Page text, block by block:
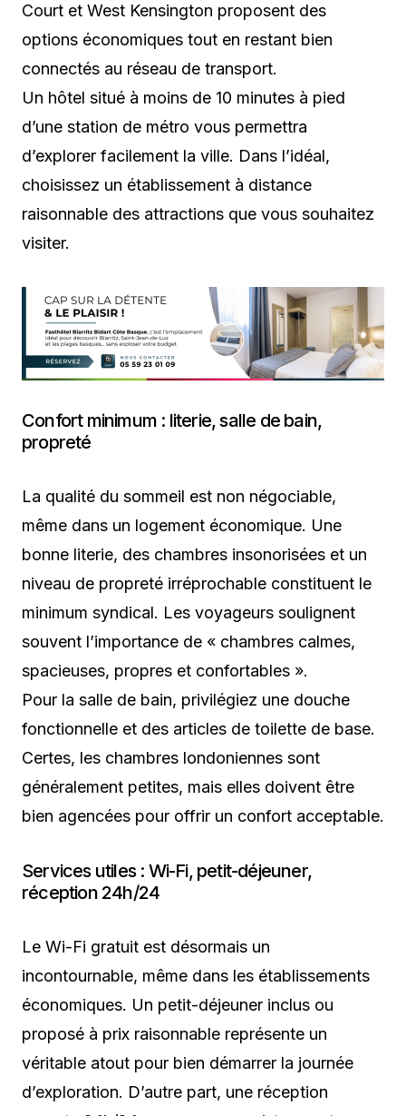
Court et West Kensington proposent des
options économiques tout en restant bien
connectés au réseau de transport.
Un hôtel situé à moins de 10 minutes à pied
d’une station de métro vous permettra
d’explorer facilement la ville. Dans l’idéal,
choisissez un établissement à distance
raisonnable des attractions que vous souhaitez
visiter.
Confort minimum : literie, salle de bain,
propreté
La qualité du sommeil est non négociable,
même dans un logement économique. Une
bonne literie, des chambres insonorisées et un
niveau de propreté irréprochable constituent le
minimum syndical. Les voyageurs soulignent
souvent l’importance de « chambres calmes,
spacieuses, propres et confortables ».
Pour la salle de bain, privilégiez une douche
fonctionnelle et des articles de toilette de base.
Certes, les chambres londoniennes sont
généralement petites, mais elles doivent être
bien agencées pour offrir un confort acceptable.
Services utiles : Wi-Fi, petit-déjeuner,
réception 24h/24
Le Wi-Fi gratuit est désormais un
incontournable, même dans les établissements
économiques. Un petit-déjeuner inclus ou
proposé à prix raisonnable représente un
véritable atout pour bien démarrer la journée
d’exploration. D’autre part, une réception